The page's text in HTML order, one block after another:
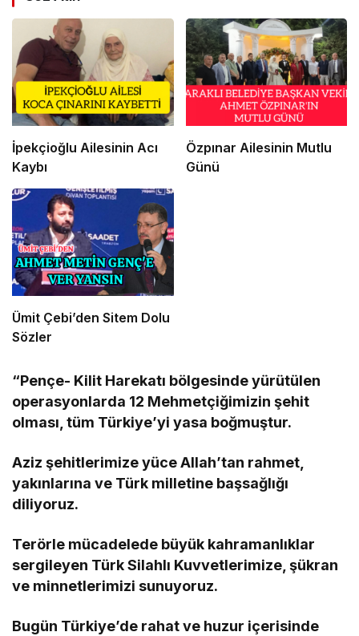
İpekçioğlu Ailesinin Acı
Kaybı
Özpınar Ailesinin Mutlu
Günü
Ümit Çebi’den Sitem Dolu
Sözler
“Pençe- Kilit Harekatı bölgesinde yürütülen
operasyonlarda 12 Mehmetçiğimizin şehit
olması, tüm Türkiye’yi yasa boğmuştur.
Aziz şehitlerimize yüce Allah’tan rahmet,
yakınlarına ve Türk milletine başsağlığı
diliyoruz.
Terörle mücadelede büyük kahramanlıklar
sergileyen Türk Silahlı Kuvvetlerimize, şükran
ve minnetlerimizi sunuyoruz.
Bugün Türkiye’de rahat ve huzur içerisinde